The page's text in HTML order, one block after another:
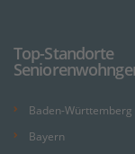
Top-Standorte
Baden-Württemberg
Bayern